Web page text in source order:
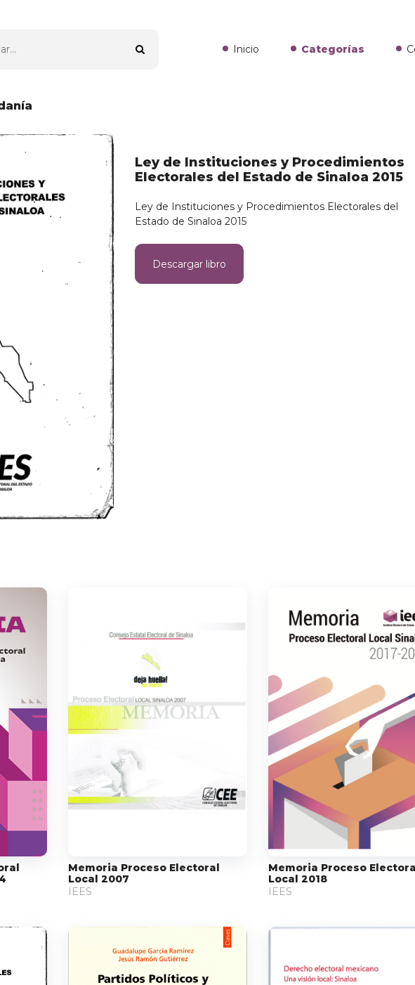
Inicio Categorías
Ley de Instituciones y Procedimientos
Electorales del Estado de Sinaloa 2015
Ley de Instituciones y Procedimientos Electorales del
Estado de Sinaloa 2015
Descargar libro
Memoria Proceso Electoral
Local 2007
IEES
Memoria Proceso
Local 2018
IEES